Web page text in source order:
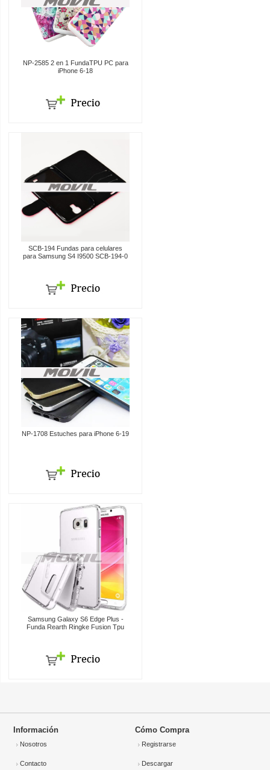
NP-2585 2 en 1 FundaTPU PC para
iPhone 6-18
SCB-194 Fundas para celulares
para Samsung S4 I9500 SCB-194-0
NP-1708 Estuches para iPhone 6-19
Samsung Galaxy S6 Edge Plus -
Funda Rearth Ringke Fusion Tpu
Información
Nosotros
Contacto
Cómo Compra
Registrarse
Descargar